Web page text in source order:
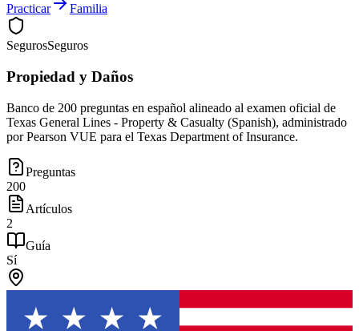
Practicar
Familia
SegurosSeguros
Propiedad y Daños
Banco de 200 preguntas en español alineado al examen oficial de
Texas General Lines - Property & Casualty (Spanish), administrado
por Pearson VUE para el Texas Department of Insurance.
Preguntas
200
Artículos
2
Guía
Sí